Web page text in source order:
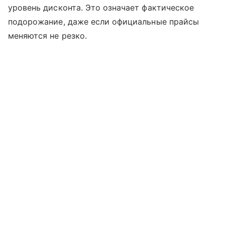
уровень дисконта. Это означает фактическое
подорожание, даже если официальные прайсы
меняются не резко.